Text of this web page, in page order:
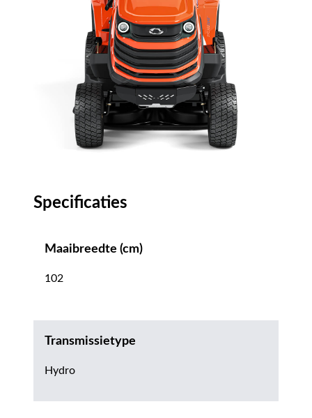
Specificaties
Maaibreedte (cm)
102
Transmissietype
Hydro